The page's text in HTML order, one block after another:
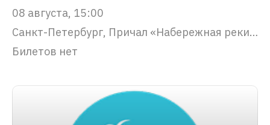
08 августа, 15:00
Санкт-Петербург, Причал «Набережная реки Фонтанки, 53»
Билетов нет